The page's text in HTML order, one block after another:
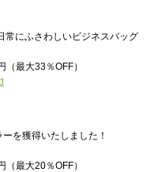
常にふさわしいビジネスバッグ
最大33％OFF）
を獲得いたしました！
最大20％OFF）